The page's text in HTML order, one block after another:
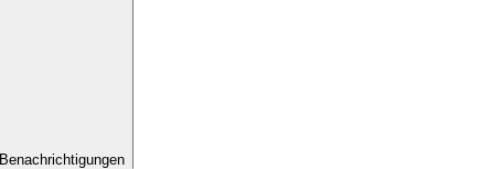
Benachrichtigungen